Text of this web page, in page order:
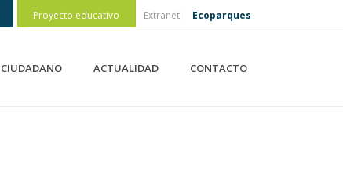
Proyecto educativo Extranet Ecoparques
ACTUALIDAD CONTACTO